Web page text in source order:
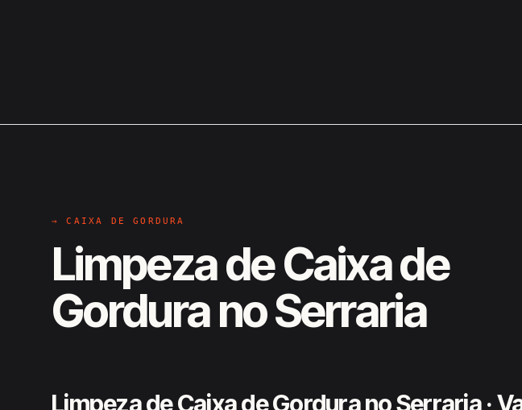
→ CAIXA DE GORDURA
Limpeza de Caixa de
Gordura no Serraria
Limpeza de Caixa de Gordura no Serraria ·